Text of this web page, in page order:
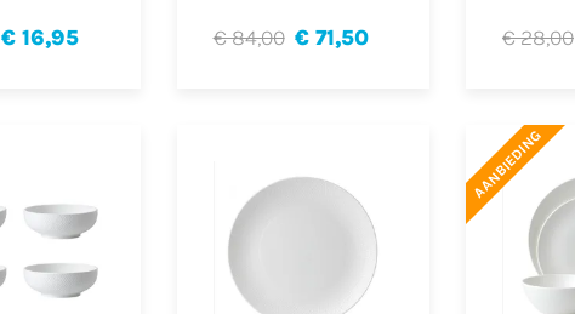
€ 16,95 € 84,00 € 71,50 € 28,00
AANBIEDING